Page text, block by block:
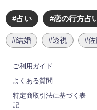
#占い #恋の行方占
#結婚 #透視 #
ご利用ガイド
よくある質問
特定商取引法に基づく表
記